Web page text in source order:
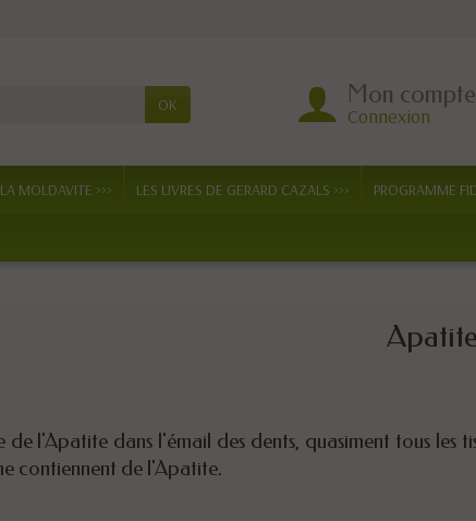
OK Mon compte
Connexion
LA MOLDAVITE >>> LES LIVRES DE GERARD CAZALS >>> PROGRAMME
l'Apatite dans l'émail des dents, quasiment tous les
contiennent de l'Apatite.